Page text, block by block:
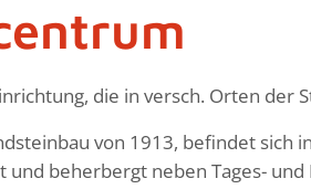
die in versch. Orten der
von 1913, befindet sich
und beherbergt neben Tages-